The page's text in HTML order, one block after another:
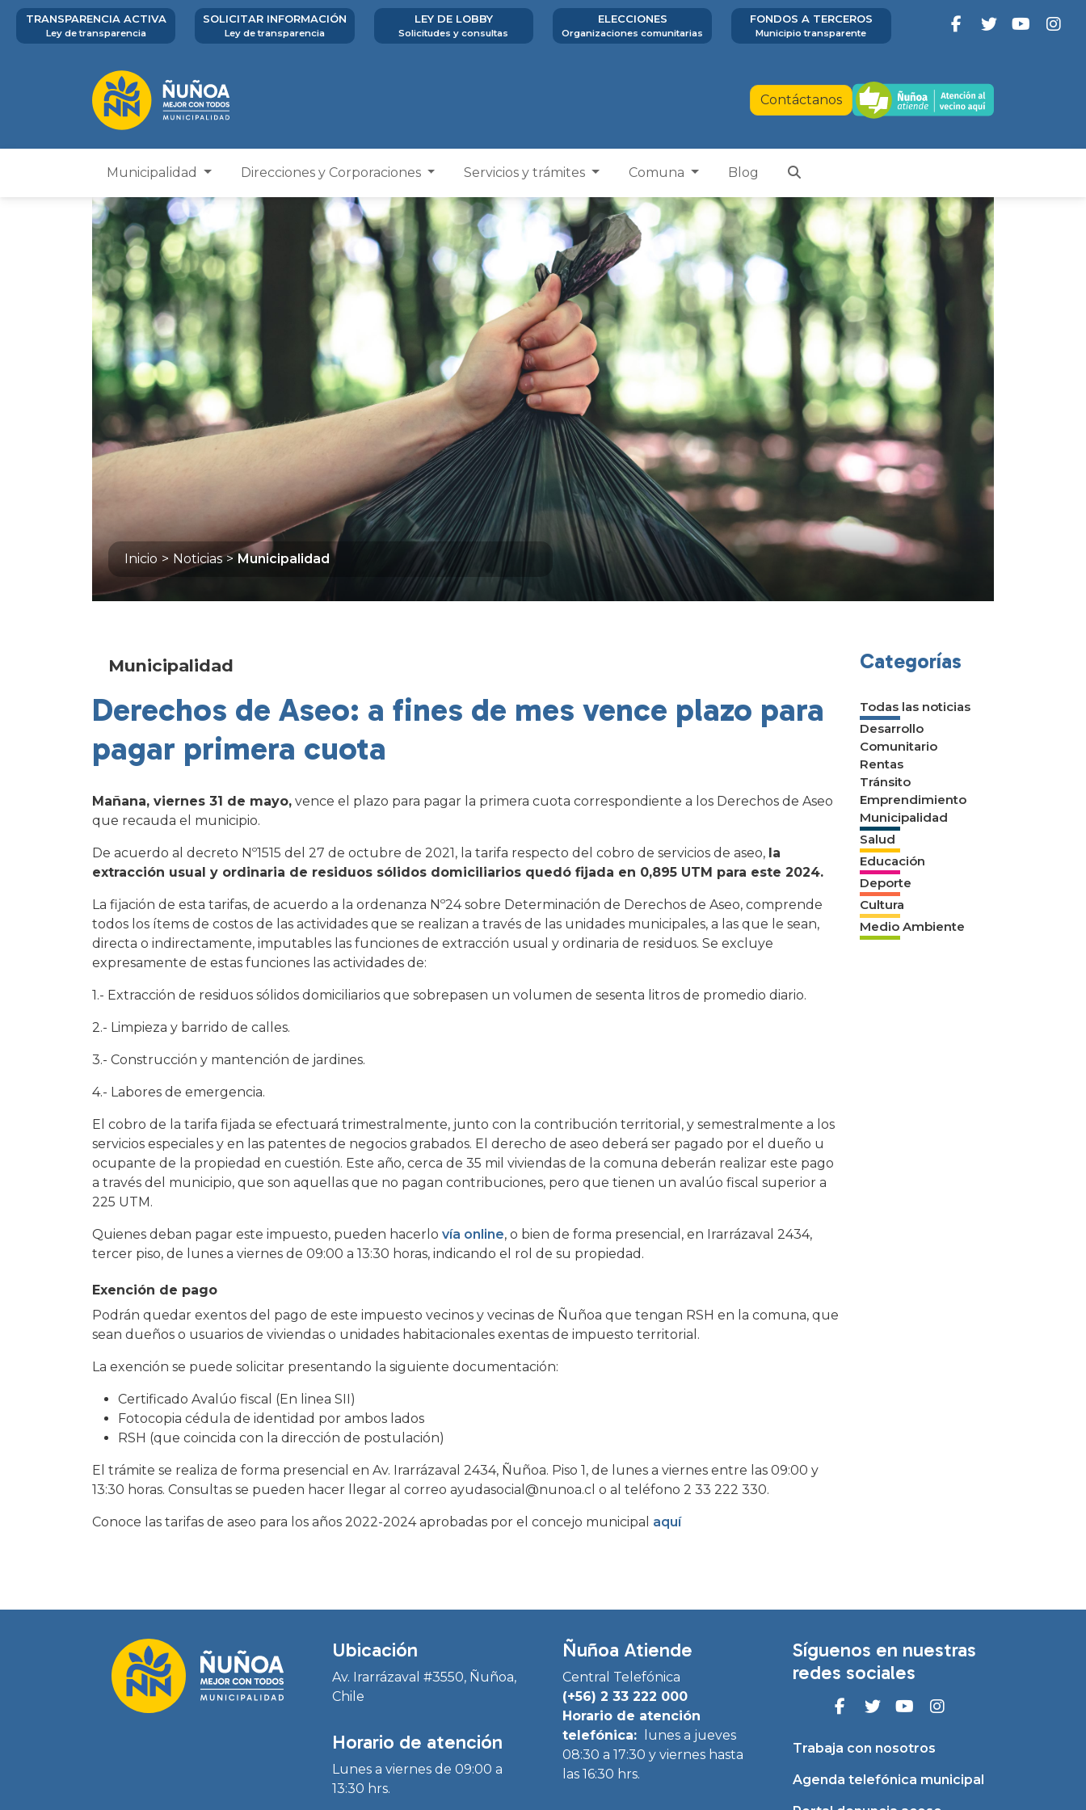
TRANSPARENCIA ACTIVA
Ley de transparencia
SOLICITAR INFORMACIÓN
Ley de transparencia
LEY DE LOBBY
Solicitudes y consultas
ELECCIONES
Organizaciones comunitarias
FONDOS A TERCEROS
Municipio transparente
Contáctanos
Municipalidad Direcciones y Corporaciones Servicios y trámites Comuna Blog
Inicio > Noticias > Municipalidad
Municipalidad
Derechos de Aseo: a fines de mes vence plazo para
pagar primera cuota
Mañana, viernes 31 de mayo, vence el plazo para pagar la primera cuota correspondiente a los Derechos de Aseo
que recauda el municipio.
De acuerdo al decreto Nº1515 del 27 de octubre de 2021, la tarifa respecto del cobro de servicios de aseo, la
extracción usual y ordinaria de residuos sólidos domiciliarios quedó fijada en 0,895 UTM para este 2024.
La fijación de esta tarifas, de acuerdo a la ordenanza Nº24 sobre Determinación de Derechos de Aseo, comprende
todos los ítems de costos de las actividades que se realizan a través de las unidades municipales, a las que le sean,
directa o indirectamente, imputables las funciones de extracción usual y ordinaria de residuos. Se excluye
expresamente de estas funciones las actividades de:
1.- Extracción de residuos sólidos domiciliarios que sobrepasen un volumen de sesenta litros de promedio diario.
2.- Limpieza y barrido de calles.
3.- Construcción y mantención de jardines.
4.- Labores de emergencia.
El cobro de la tarifa fijada se efectuará trimestralmente, junto con la contribución territorial, y semestralmente a los
servicios especiales y en las patentes de negocios grabados. El derecho de aseo deberá ser pagado por el dueño u
ocupante de la propiedad en cuestión. Este año, cerca de 35 mil viviendas de la comuna deberán realizar este pago
a través del municipio, que son aquellas que no pagan contribuciones, pero que tienen un avalúo fiscal superior a
225 UTM.
Quienes deban pagar este impuesto, pueden hacerlo vía online, o bien de forma presencial, en Irarrázaval 2434,
tercer piso, de lunes a viernes de 09:00 a 13:30 horas, indicando el rol de su propiedad.
Exención de pago
Podrán quedar exentos del pago de este impuesto vecinos y vecinas de Ñuñoa que tengan RSH en la comuna, que
sean dueños o usuarios de viviendas o unidades habitacionales exentas de impuesto territorial.
La exención se puede solicitar presentando la siguiente documentación:
Certificado Avalúo fiscal (En linea SII)
Fotocopia cédula de identidad por ambos lados
RSH (que coincida con la dirección de postulación)
El trámite se realiza de forma presencial en Av. Irarrázaval 2434, Ñuñoa. Piso 1, de lunes a viernes entre las 09:00 y
13:30 horas. Consultas se pueden hacer llegar al correo ayudasocial@nunoa.cl o al teléfono 2 33 222 330.
Conoce las tarifas de aseo para los años 2022-2024 aprobadas por el concejo municipal aquí
Categorías
Todas las noticias
Desarrollo
Comunitario
Rentas
Tránsito
Emprendimiento
Municipalidad
Salud
Educación
Deporte
Cultura
Medio Ambiente
Ubicación
Av. Irarrázaval #3550, Ñuñoa,
Chile
Horario de atención
Lunes a viernes de 09:00 a
13:30 hrs.
Ñuñoa Atiende
Central Telefónica
(+56) 2 33 222 000
Horario de atención
telefónica:
lunes a jueves
08:30 a 17:30 y viernes hasta
las 16:30 hrs.
Síguenos en nuestras
redes sociales
Trabaja con nosotros
Agenda telefónica municipal